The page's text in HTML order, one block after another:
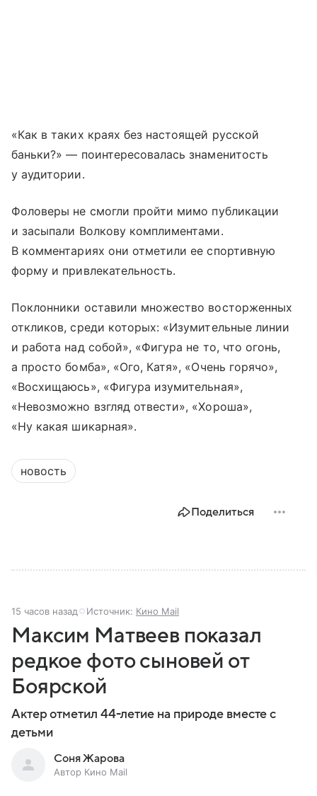
«Как в таких краях без настоящей русской
баньки?» — поинтересовалась знаменитость
у аудитории.
Фоловеры не смогли пройти мимо публикации
и засыпали Волкову комплиментами.
В комментариях они отметили ее спортивную
форму и привлекательность.
Поклонники оставили множество восторженных
откликов, среди которых: «Изумительные линии
и работа над собой», «Фигура не то, что огонь,
а просто бомба», «Ого, Катя», «Очень горячо»,
«Восхищаюсь», «Фигура изумительная»,
«Невозможно взгляд отвести», «Хороша»,
«Ну какая шикарная».
новость
Поделиться
15 часов назад Источник: Кино Mail
Максим Матвеев показал
редкое фото сыновей от
Боярской
Актер отметил 44-летие на природе вместе с
детьми
Соня Жарова
Автор Кино Mail